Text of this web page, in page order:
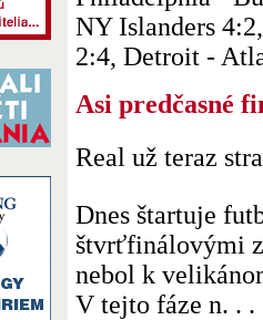
NY Islanders
2:4, Detroit -
Asi predčasné
Real už teraz
Dnes štartuje
štvrťfinálovými
nebol k
V tejto fáze n. . .